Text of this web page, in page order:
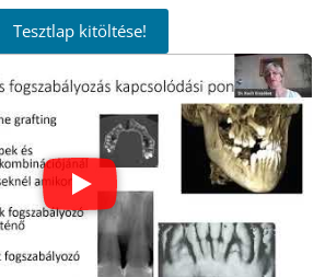
Tesztlap kitöltése!